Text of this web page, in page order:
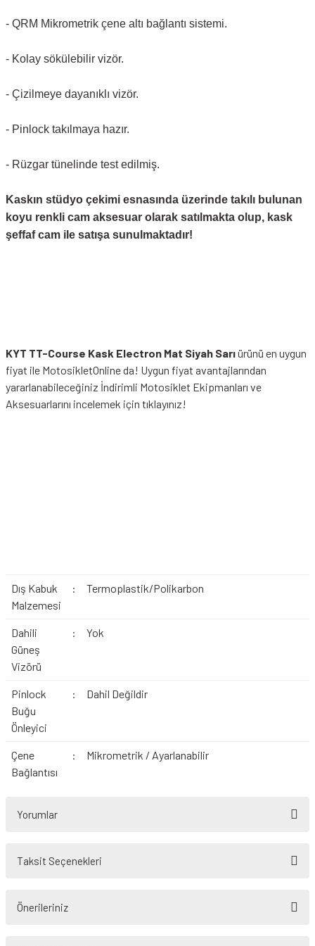
- QRM Mikrometrik çene altı bağlantı sistemi.
- Kolay sökülebilir vizör.
- Çizilmeye dayanıklı vizör.
- Pinlock takılmaya hazır.
- Rüzgar tünelinde test edilmiş.
Kaskın stüdyo çekimi esnasında üzerinde takılı bulunan
koyu renkli cam aksesuar olarak satılmakta olup, kask
şeffaf cam ile satışa sunulmaktadır!
KYT TT-Course Kask Electron Mat Siyah Sarıürünü en uygun
fiyat ile MotosikletOnline da! Uygun fiyat avantajlarından
yararlanabileceğiniz İndirimli Motosiklet Ekipmanları ve
Aksesuarlarını incelemek için tıklayınız!
Dış Kabuk
Malzemesi
: Termoplastik/Polikarbon
Dahili
Güneş
Vizörü
: Yok
Pinlock
Buğu
Önleyici
: Dahil Değildir
Çene
Bağlantısı
: Mikrometrik / Ayarlanabilir
Yorumlar
Taksit Seçenekleri
Önerileriniz